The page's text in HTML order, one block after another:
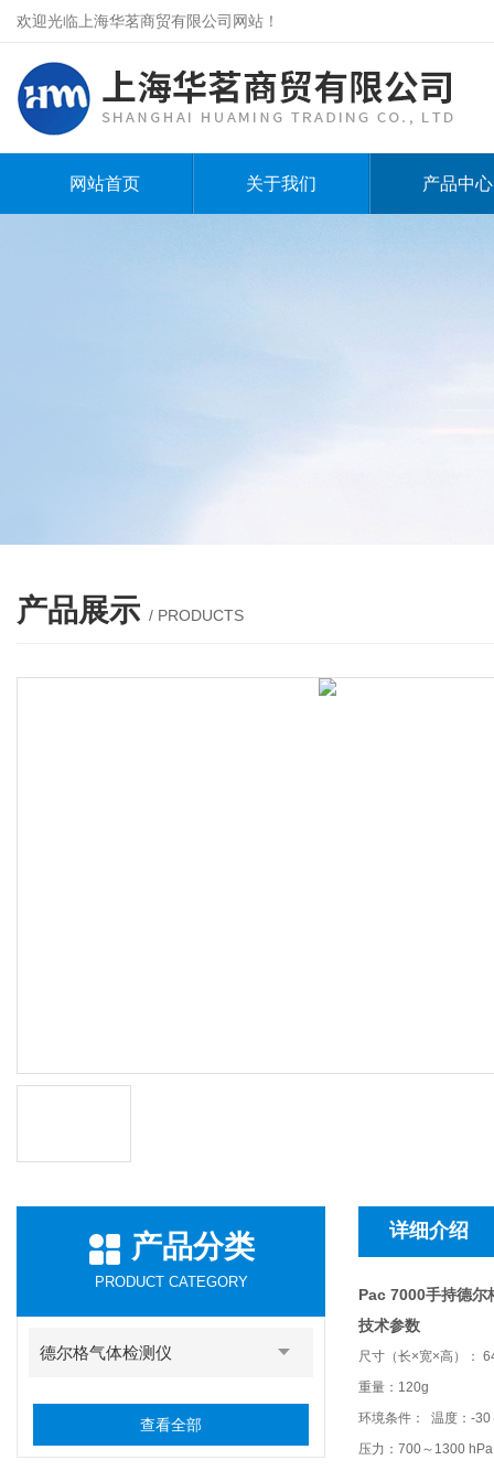
欢迎光临上海华茗商贸有限公司网站！
网站首页 关于我们 产品中心
产品展示 / PRODUCTS
产品分类
PRODUCT CATEGORY
德尔格气体检测仪
查看全部
详细介绍
Pac 7000手持德尔
技术参数
尺寸（长×宽×高）：
重量：120g
环境条件： 温度：-
压力：700～1300 hPa